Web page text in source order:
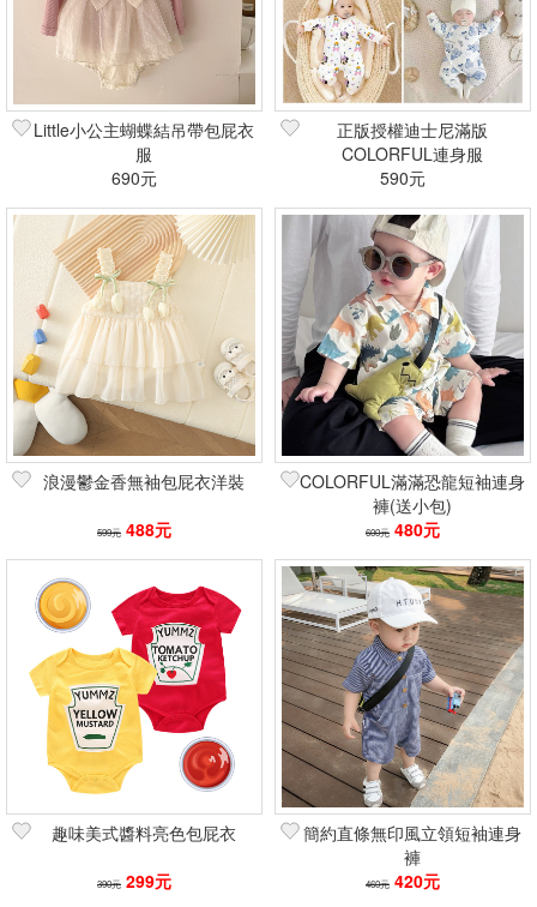
Little小公主蝴蝶結吊帶包屁衣
服
690元
正版授權迪士尼滿版
COLORFUL連身服
590元
浪漫鬱金香無袖包屁衣洋裝
599元 488元
COLORFUL滿滿恐龍短袖連身
褲(送小包)
600元 480元
趣味美式醬料亮色包屁衣
390元 299元
簡約直條無印風立領短袖連身
褲
460元 420元